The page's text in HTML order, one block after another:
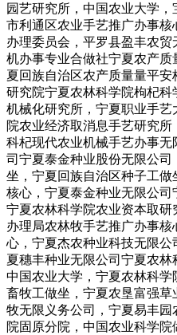
园艺研究所，中国农业大学
市利通区农业手艺推广办事
办理委员会，平罗县盈丰农
机办事专业合做社宁夏农产
夏回族自治区农产质量量平
研究院宁夏农林科学院枸杞
机械化研究所，宁夏职业手
院农业经济取消息手艺研究
科杞现代农业机械手艺办事
司宁夏泰金种业股份无限公
坐，宁夏回族自治区种子工
核心，宁夏泰金种业无限公司
宁夏农林科学院农业资本取
办理局农林牧手艺推广办事
心，宁夏杰农种业科技无限
夏穗丰种业无限公司宁夏农林
中国农业大学，宁夏农林科
畜牧工做坐，宁夏农垦富强
牧无限义务公司，宁夏易丰
院固原分院，中国农业科学